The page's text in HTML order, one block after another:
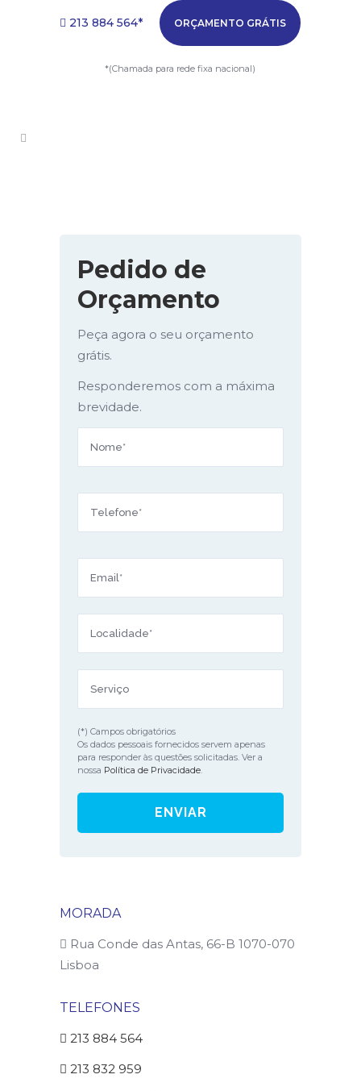
213 884 564* ORÇAMENTO GRÁTIS
*(Chamada para rede fixa nacional)
Pedido de
Orçamento
Peça agora o seu orçamento
grátis.
Responderemos com a máxima
brevidade.
(*) Campos obrigatórios
Os dados pessoais fornecidos servem apenas
para responder às questões solicitadas. Ver a
nossa Política de Privacidade.
MORADA
Rua Conde das Antas, 66-B 1070-070
Lisboa
TELEFONES
213 884 564
213 832 959